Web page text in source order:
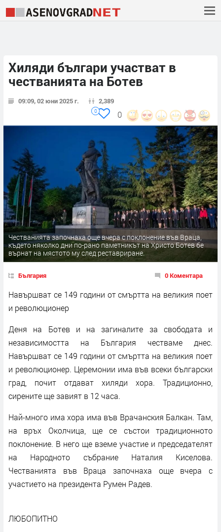
Хиляди българи участват в
честванията на Ботев
09:09, 02 юни 2025 г. 2,389
0
0
Честванията започнаха още вчера с поклонение във Враца,
където няколко дни по-рано паметникът на Христо Ботев бе
върнат на мястото му след реставриране.
България 0 Коментара
Навършват се 149 години от смъртта на великия поет
и революционер
Деня на Ботев и на загиналите за свободата и
независимостта на България честваме днес.
Навършват се 149 години от смъртта на великия поет
и революционер. Церемонии има във всеки български
град, почит отдават хиляди хора. Традиционно,
сирените ще завият в 12 часа.
Най-много има хора има във Врачанския Балкан. Там,
на връх Околчица, ще се състои традиционното
поклонение. В него ще вземе участие и председателят
на Народното събрание Наталия Киселова.
Честванията във Враца започнаха още вчера с
участието на президента Румен Радев.
ЛЮБОПИТНО